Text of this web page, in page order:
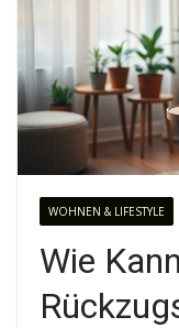
WOHNEN & LIFESTYLE
Wie